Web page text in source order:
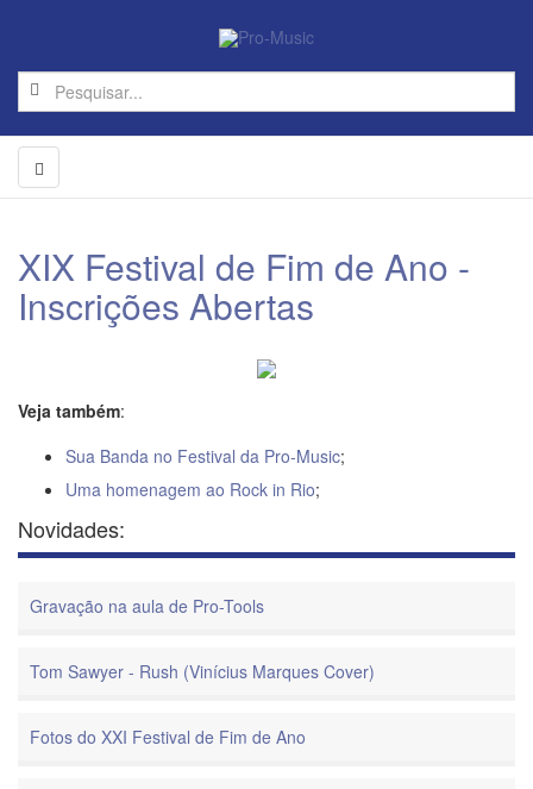
XIX Festival de Fim de Ano -
Inscrições Abertas
Veja também:
Sua Banda no Festival da Pro-Music;
Uma homenagem ao Rock in Rio;
Novidades:
Gravação na aula de Pro-Tools
Tom Sawyer - Rush (Vinícius Marques Cover)
Fotos do XXI Festival de Fim de Ano